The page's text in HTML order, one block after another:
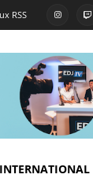
RSS
INTERNATIONAL